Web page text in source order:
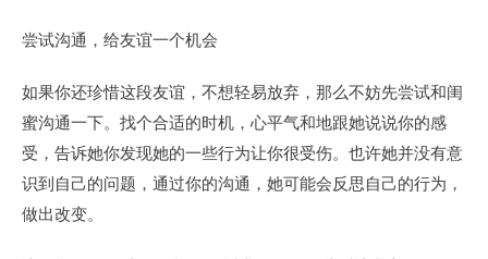
尝试沟通，给友谊一个机会
如果你还珍惜这段友谊，不想轻易放弃，那么不妨先尝试和闺
蜜沟通一下。找个合适的时机，心平气和地跟她说说你的感
受，告诉她你发现她的一些行为让你很受伤。也许她并没有意
识到自己的问题，通过你的沟通，她可能会反思自己的行为，
做出改变。